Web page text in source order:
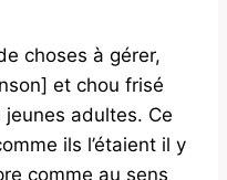
choses à gérer,
et chou frisé
adultes. Ce
ils l’étaient il y
comme au sens